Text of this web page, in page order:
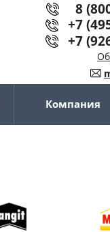
8
+7
+7
Компания